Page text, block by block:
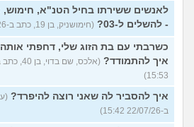
לאנשים ששירתו בחיל הטנ"א, חימוש,
- להשלים ל-03?
(חימושניק, בן 19, כתב ב-22/07/26 16:04)
כשרבתי עם בת הזוג שלי, דחפתי
איך להתמודד?
15:53)
איך להסביר לה שאני רוצה להיפרד?
ב-22/07/26 15:42)